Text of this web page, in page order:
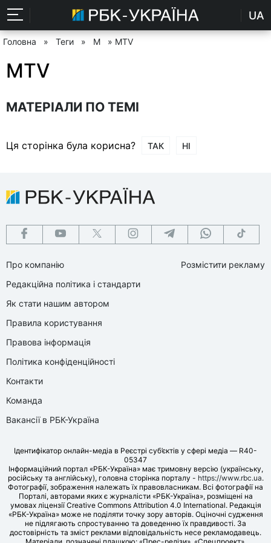
UA
Головна » Теги » M » MTV
MTV
МАТЕРІАЛИ ПО ТЕМІ
Ця сторінка була корисна? ТАК НІ
Про компанію
Редакційна політика і стандарти
Як стати нашим автором
Правила користування
Правова інформація
Політика конфіденційності
Контакти
Команда
Вакансії в РБК-Україна
Розмістити рекламу
Ідентифікатор онлайн-медіа в Реєстрі суб’єктів у сфері медіа — R40-
05347
Інформаційний портал «РБК-Україна» має тримовну версію (українську,
російську та англійську), головна сторінка порталу - https://www.rbc.ua.
Фотографії, зображення належать їх правовласникам. Всі фотографії на
Порталі, авторами яких є журналісти «РБК-Україна», розміщені на
умовах ліцензії Creative Commons Attribution 4.0 International. Редакція
«РБК-Україна» може не поділяти точку зору авторів. Оціночні судження
не підлягають спростуванню та доведенню їх правдивості. За
достовірність та зміст реклами відповідальність несе рекламодавець.